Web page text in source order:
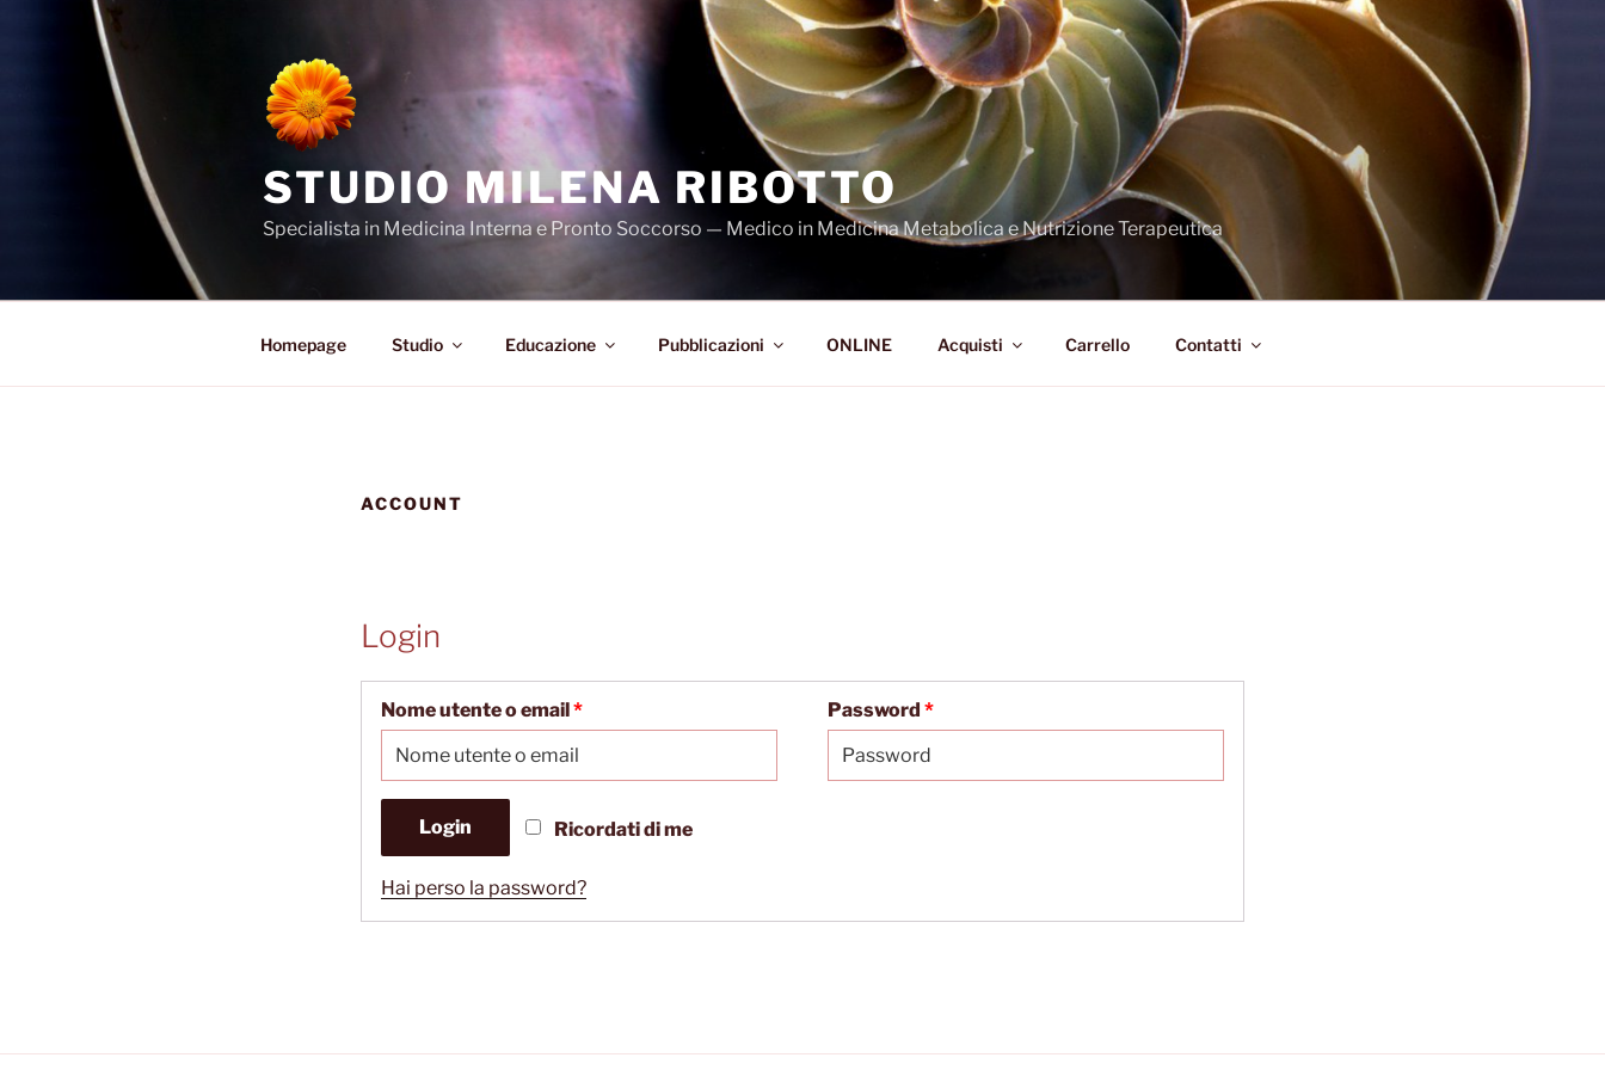
STUDIO MILENA RIBOTTO
Specialista in Medicina Interna e Pronto Soccorso — Medico in Medicina Metabolica e Nutrizione Terapeutica
Homepage Studio Educazione Pubblicazioni ONLINE Acquisti Carrello Contatti
ACCOUNT
Login
Nome utente o email* Password*
Login Ricordati di me
Hai perso la password?